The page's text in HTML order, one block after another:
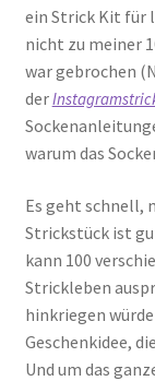
ein Strick Kit für
nicht zu meiner
war gebrochen
der
warum das
Es geht schnell,
Strickstück ist
kann 100
Strickleben
hinkriegen
Geschenkidee,
Und um das